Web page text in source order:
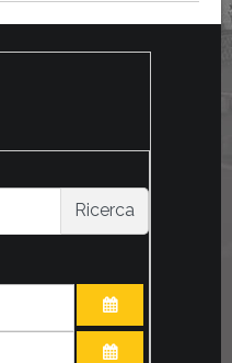
Ricerca
ABRIR EL